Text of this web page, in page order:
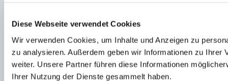
Diese Webseite verwendet Cookies
Wir verwenden Cookies, um Inhalte und Anzeigen zu
zu analysieren. Außerdem geben wir Informationen zu
weiter. Unsere Partner führen diese Informationen
Ihrer Nutzung der Dienste gesammelt haben.